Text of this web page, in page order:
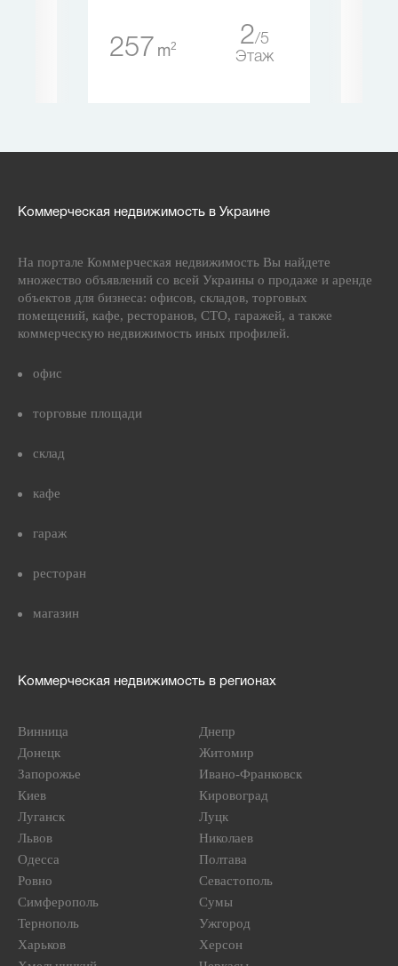
257 m2 2 5
Этаж
Коммерческая недвижимость в Украине
На портале Коммерческая недвижимость Вы найдете
множество объявлений со всей Украины о продаже и аренде
объектов для бизнеса: офисов, складов, торговых
помещений, кафе, ресторанов, СТО, гаражей, а также
коммерческую недвижимость иных профилей.
офис
торговые площади
склад
кафе
гараж
ресторан
магазин
Коммерческая недвижимость в регионах
Винница
Днепр
Донецк
Житомир
Запорожье
Ивано-Франковск
Киев
Кировоград
Луганск
Луцк
Львов
Николаев
Одесса
Полтава
Ровно
Севастополь
Симферополь
Сумы
Тернополь
Ужгород
Харьков
Херсон